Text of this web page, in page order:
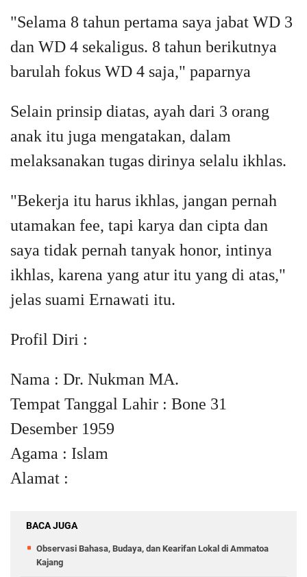
"Selama 8 tahun pertama saya jabat WD 3
dan WD 4 sekaligus. 8 tahun berikutnya
barulah fokus WD 4 saja," paparnya
Selain prinsip diatas, ayah dari 3 orang
anak itu juga mengatakan, dalam
melaksanakan tugas dirinya selalu ikhlas.
"Bekerja itu harus ikhlas, jangan pernah
utamakan fee, tapi karya dan cipta dan
saya tidak pernah tanyak honor, intinya
ikhlas, karena yang atur itu yang di atas,"
jelas suami Ernawati itu.
Profil Diri :
Nama : Dr. Nukman MA.
Tempat Tanggal Lahir : Bone 31
Desember 1959
Agama : Islam
Alamat :
BACA JUGA
Observasi Bahasa, Budaya, dan Kearifan Lokal di Ammatoa
Kajang